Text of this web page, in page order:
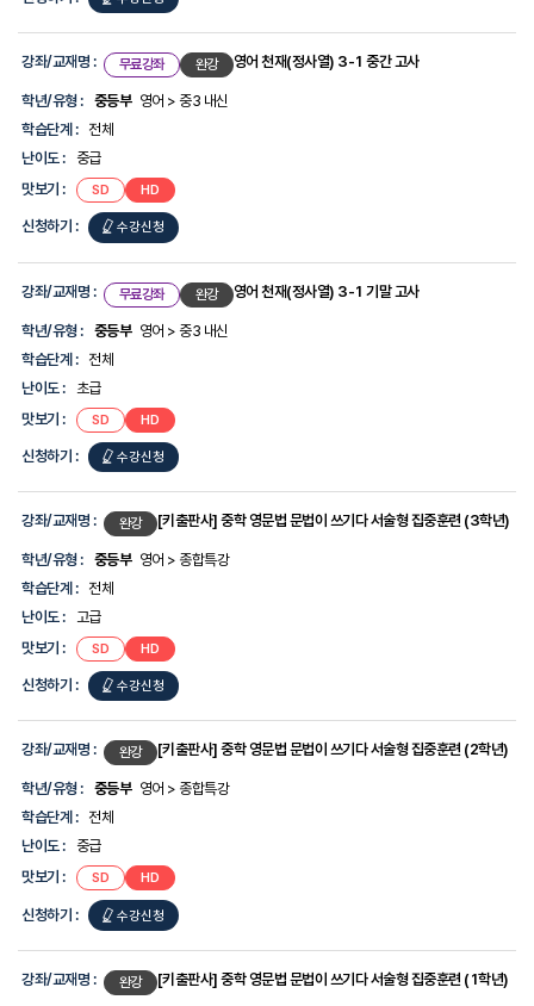
강좌/교재명 : 무료강좌 완강 영어 천재(정사열) 3-1 중간 고사
학년/유형 : 중등부 영어 > 중3 내신
학습단계 :
전체
난이도 :
중급
맛보기 :
SD HD
신청하기 : 수강신청
강좌/교재명 : 무료강좌 완강 영어 천재(정사열) 3-1 기말 고사
학년/유형 : 중등부 영어 > 중3 내신
학습단계 :
전체
난이도 :
초급
맛보기 :
SD HD
신청하기 : 수강신청
강좌/교재명 : 완강 [키출판사] 중학 영문법 문법이 쓰기다 서술형 집중훈련 (3학년)
학년/유형 : 중등부 영어 > 종합특강
학습단계 :
전체
난이도 :
고급
맛보기 :
SD HD
신청하기 : 수강신청
강좌/교재명 : 완강 [키출판사] 중학 영문법 문법이 쓰기다 서술형 집중훈련 (2학년)
학년/유형 : 중등부 영어 > 종합특강
학습단계 :
전체
난이도 :
중급
맛보기 :
SD HD
신청하기 : 수강신청
강좌/교재명 : 완강 [키출판사] 중학 영문법 문법이 쓰기다 서술형 집중훈련 (1학년)